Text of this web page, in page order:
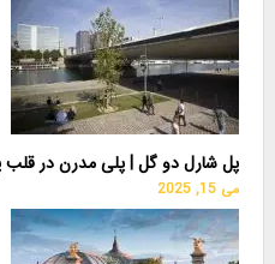
پل شارل دو گل | پلی مدرن در قلب
می 15, 2025